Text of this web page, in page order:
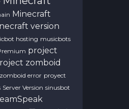
Minecraft
version
hosting musicbots
project
zomboid
error proyect
Server Version sinusbot